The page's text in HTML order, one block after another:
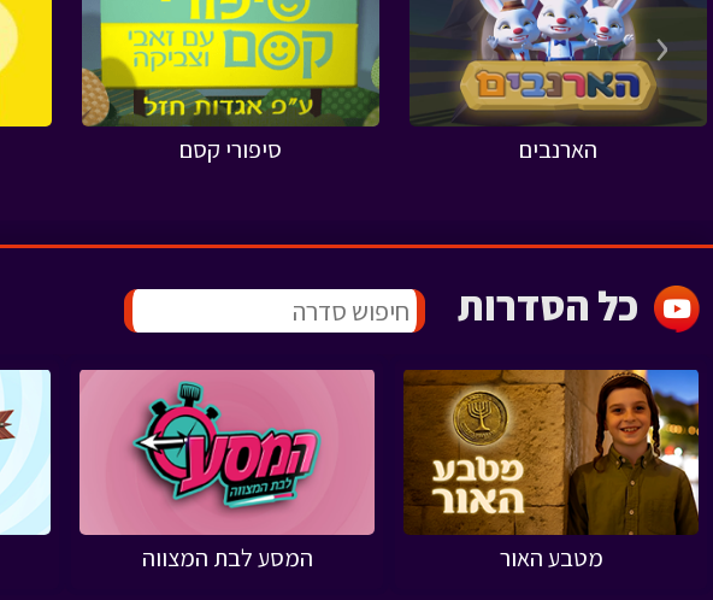
הארנבים סיפורי קסם
‹
מטבע האור המסע לבת המצווה